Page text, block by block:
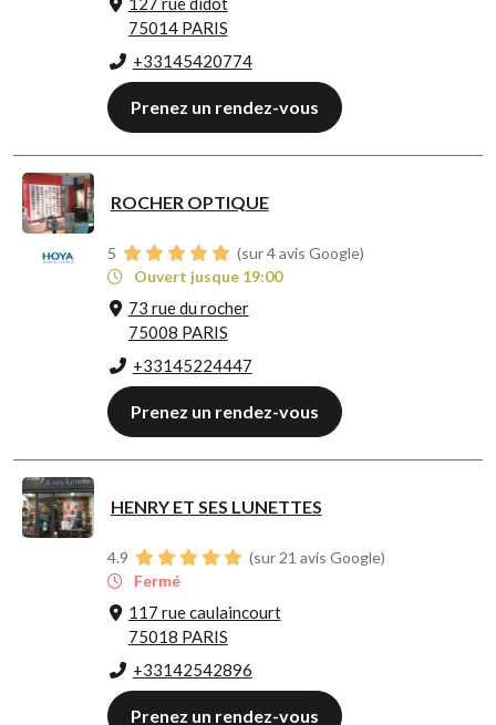
75014 PARIS
+33145420774
Prenez un rendez-vous
ROCHER OPTIQUE
5
(sur 4 avis Google)
Ouvert jusque 19:00
73 rue du rocher
75008 PARIS
+33145224447
Prenez un rendez-vous
HENRY ET SES LUNETTES
4.9
(sur 21 avis Google)
Fermé
117 rue caulaincourt
75018 PARIS
+33142542896
Prenez un rendez-vous